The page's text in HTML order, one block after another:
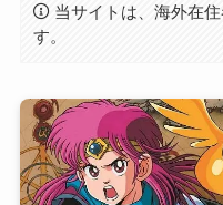
当サイトは、海外在
す。